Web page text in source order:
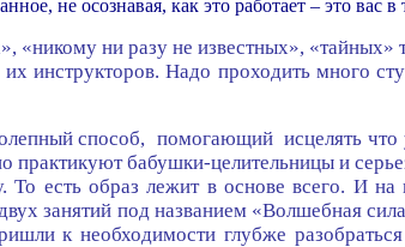
не осознавая, как это работает – это вас в
ни разу не известных»,
инструкторов. Надо проходить много
способ, помогающий исцелять
практикуют бабушки-целительницы и
образ лежит в основе всего. И на
занятий под названием «Волшебная
к необходимости глубже